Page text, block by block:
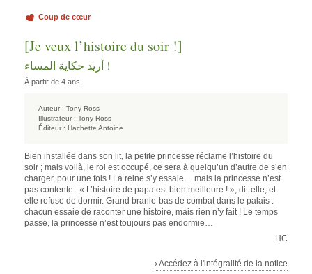
Coup de cœur
[Je veux l’histoire du soir !]
! أريد حكاية المساء
À partir de 4 ans
Auteur : Tony Ross
Illustrateur : Tony Ross
Éditeur : Hachette Antoine
Bien installée dans son lit, la petite princesse réclame l’histoire du
soir ; mais voilà, le roi est occupé, ce sera à quelqu’un d’autre de s’en
charger, pour une fois ! La reine s’y essaie… mais la princesse n’est
pas contente : « L’histoire de papa est bien meilleure ! », dit-elle, et
elle refuse de dormir. Grand branle-bas de combat dans le palais :
chacun essaie de raconter une histoire, mais rien n’y fait ! Le temps
passe, la princesse n’est toujours pas endormie…
HC
› Accédez à l'intégralité de la notice